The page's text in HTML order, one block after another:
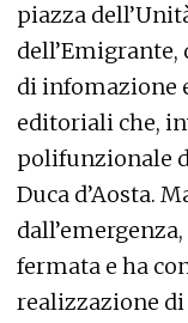
piazza
di infomazione
editoriali che,
polifunzionale
Duca d’Aosta.
fermata e ha
realizzazione